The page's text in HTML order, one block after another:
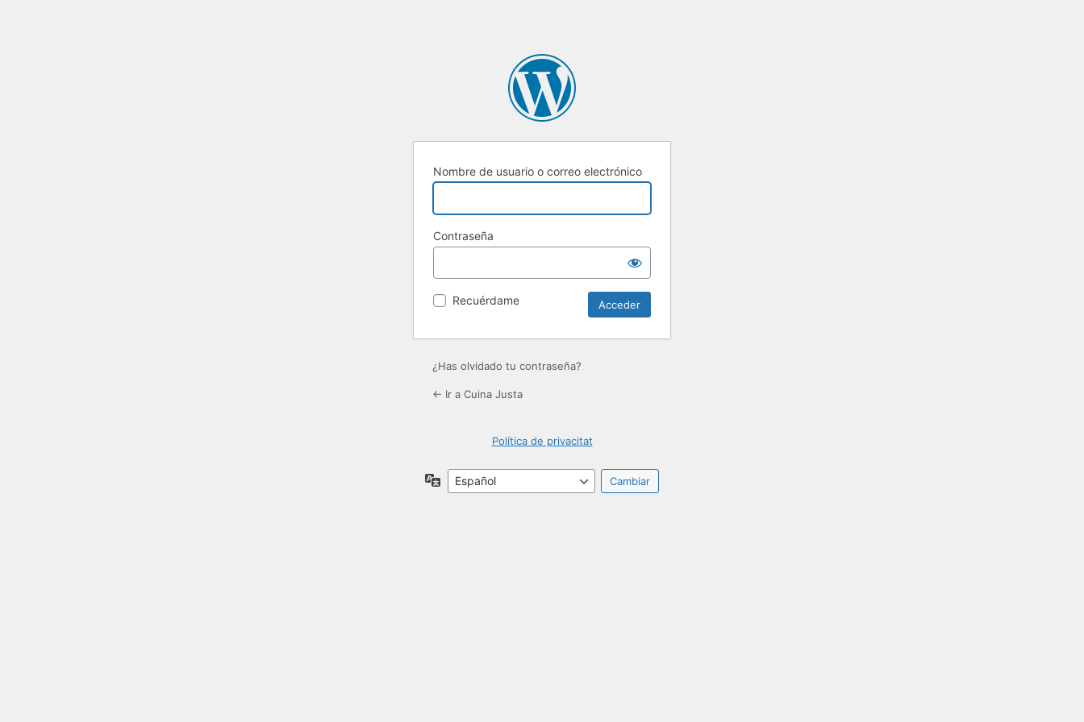
Nombre de usuario o correo electrónico
Contraseña
Recuérdame
¿Has olvidado tu contraseña?
← Ir a Cuina Justa
Política de privacitat
Idioma